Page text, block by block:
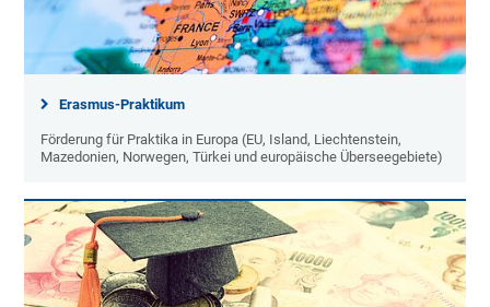
Erasmus-Praktikum
Förderung für Praktika in Europa (EU, Island, Liechtenstein,
Mazedonien, Norwegen, Türkei und europäische Überseegebiete)